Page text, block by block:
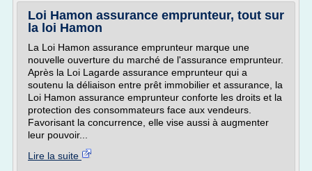
Loi Hamon assurance emprunteur, tout sur
la loi Hamon
La Loi Hamon assurance emprunteur marque une
nouvelle ouverture du marché de l'assurance emprunteur.
Après la Loi Lagarde assurance emprunteur qui a
soutenu la déliaison entre prêt immobilier et assurance, la
Loi Hamon assurance emprunteur conforte les droits et la
protection des consommateurs face aux vendeurs.
Favorisant la concurrence, elle vise aussi à augmenter
leur pouvoir...
Lire la suite